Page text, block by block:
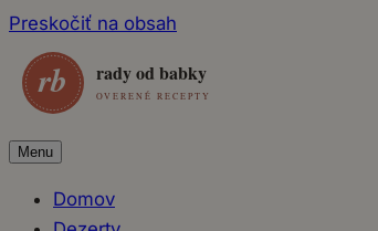
Preskočiť na obsah
Menu
Domov